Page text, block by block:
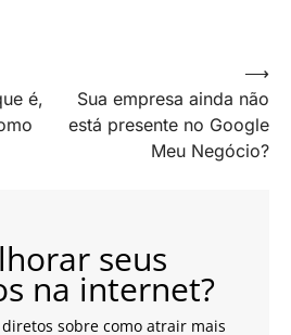
é,
Sua empresa ainda não
está presente no Google
Meu Negócio?
⟶
seus
na internet?
sobre como atrair mais